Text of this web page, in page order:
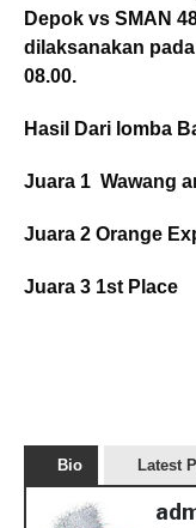
Depok vs SMAN
dilaksanakan
08.00.
Hasil Dari lomba
Juara 1 Wawang
Juara 2 Orange
Juara 3 1st Place
Bio Latest